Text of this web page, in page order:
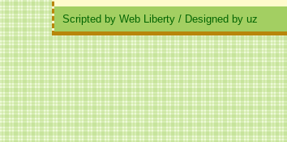
Scripted by Web Liberty / Designed by uz